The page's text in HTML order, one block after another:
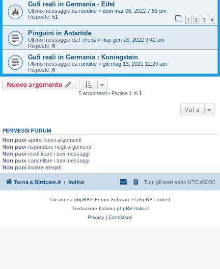
Gufi reali in Germania - Eifel
Ultimo messaggio da rondine « dom mar 06, 2022 7:59 pm
Risposte: 51 1 2 3 4
Pinguini in Antartide
Ultimo messaggio da Ferenz « mar gen 18, 2022 9:42 am
Risposte: 6
Gufi reali in Germania : Koningstein
Ultimo messaggio da rondine « gio mag 13, 2021 12:29 am
Risposte: 6
Nuovo argomento
5 argomenti • Pagina 1 di 1
Vai a
PERMESSI FORUM
Non puoi aprire nuovi argomenti
Non puoi rispondere negli argomenti
Non puoi modificare i tuoi messaggi
Non puoi cancellare i tuoi messaggi
Non puoi inviare allegati
Torna a Birdcam.it Indice Tutti gli orari sono UTC+02:00
Creato da phpBB® Forum Software © phpBB Limited
Traduzione Italiana phpBB-Italia.it
Privacy
Condizioni